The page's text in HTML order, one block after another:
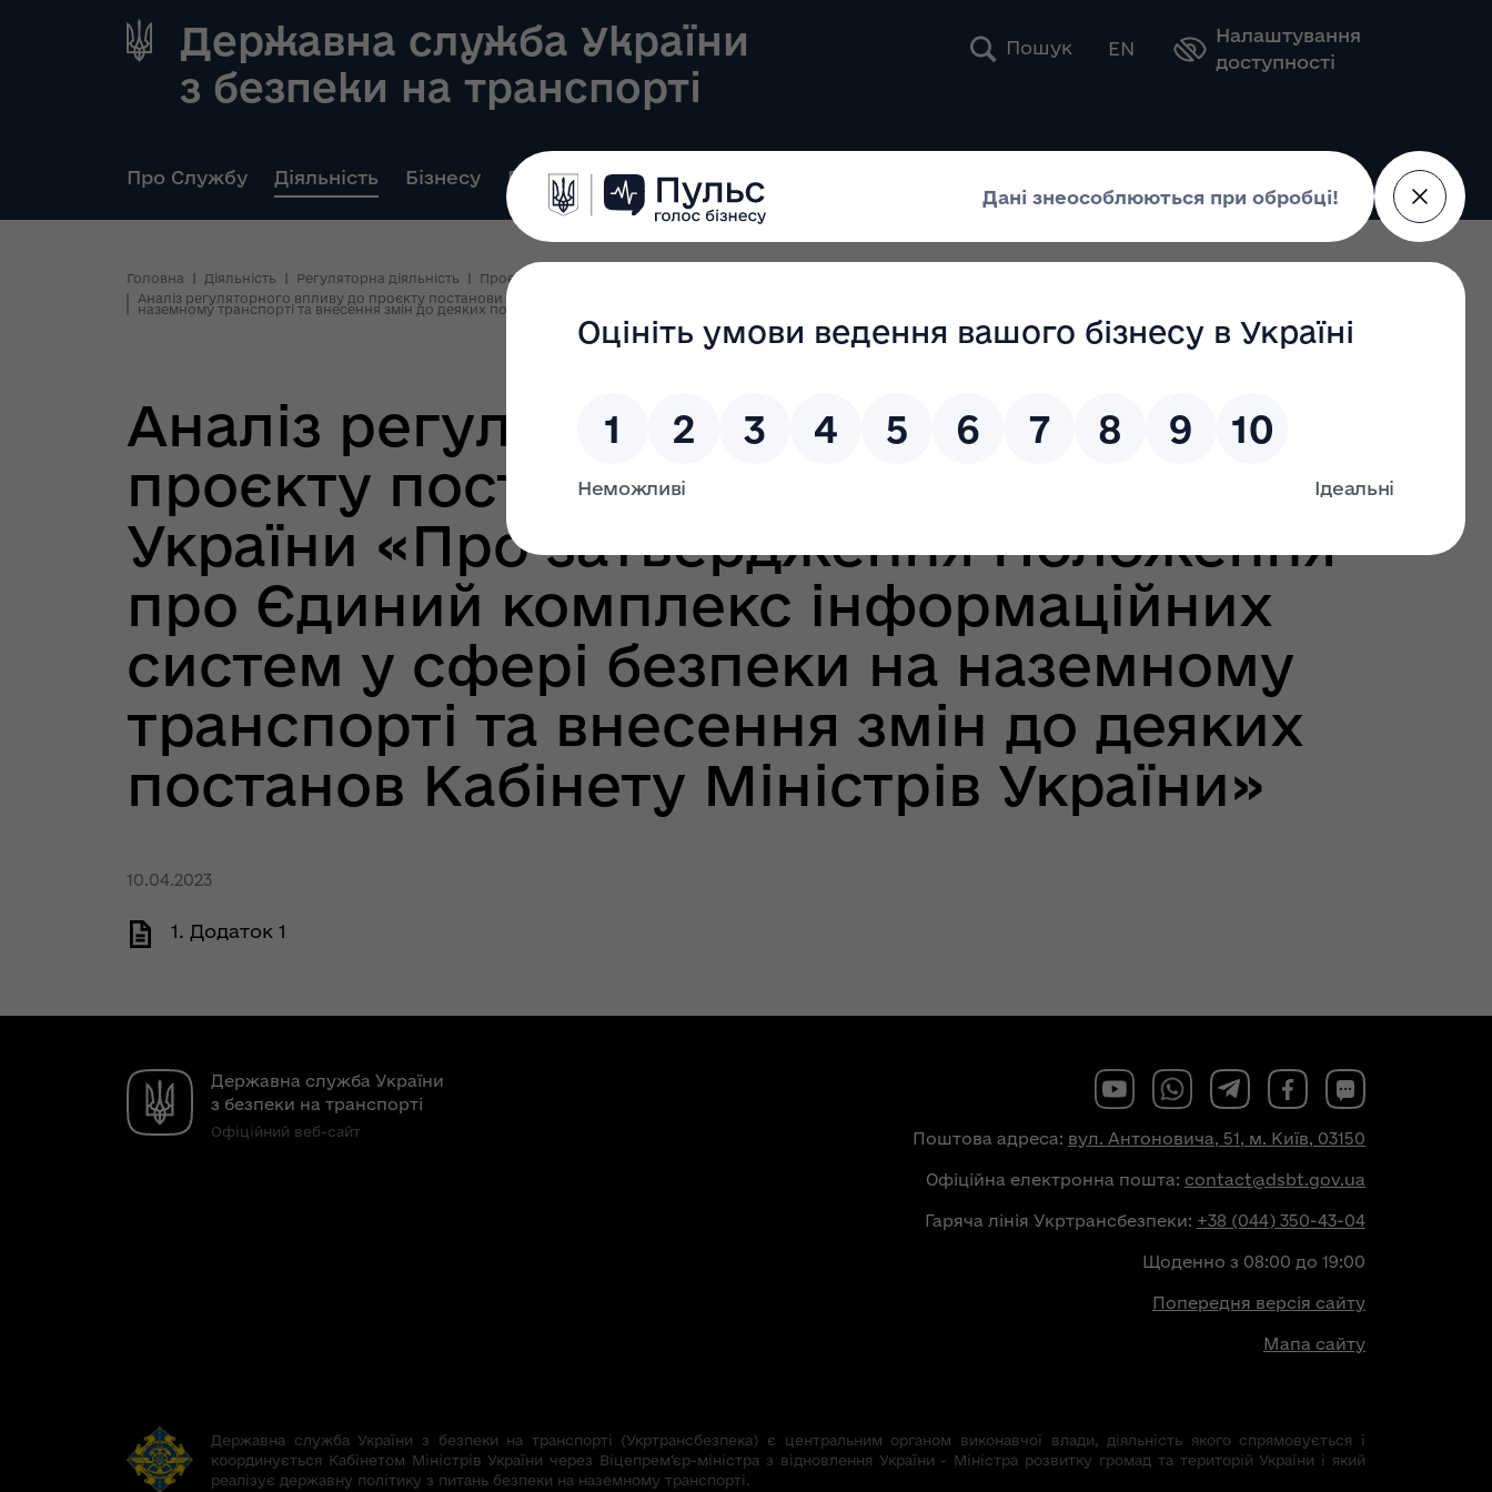
Державна служба України
з безпеки на транспорті
Пошук Оберіть свою мову
EN
Налаштування
доступності
Про Службу Діяльність Бізнесу Реєстри Громадянам
Головна Діяльність Регуляторна діяльність
Проекти регуляторних актів
Аналіз регуляторного впливу до проєкту постанови Кабінету Міністрів України «Про затвердження Положення про Єдиний комплекс інформаційних систем у сфері безпеки на
наземному транспорті та внесення змін до деяких постанов Кабінету Міністрів України»
Аналіз регуляторного впливу до
проєкту постанови Кабінету Міністрів
України «Про затвердження Положення
про Єдиний комплекс інформаційних
систем у сфері безпеки на наземному
транспорті та внесення змін до деяких
постанов Кабінету Міністрів України»
10.04.2023
1. Додаток 1
Державна служба України
з безпеки на транспорті
Офіційний веб-сайт Поштова адреса: вул. Антоновича, 51, м. Київ, 03150
Офіційна електронна пошта: contact@dsbt.gov.ua
Гаряча лінія Укртрансбезпеки: +38 (044) 350-43-04
Щоденно з 08:00 до 19:00
Попередня версія сайту
Мапа сайту
Державна служба України з безпеки на транспорті (Укртрансбезпека) є центральним органом виконавчої влади, діяльність якого спрямовується і
координується Кабінетом Міністрів України через Віцепрем’єр-міністра з відновлення України - Міністра розвитку громад та територій України і який
реалізує державну політику з питань безпеки на наземному транспорті.